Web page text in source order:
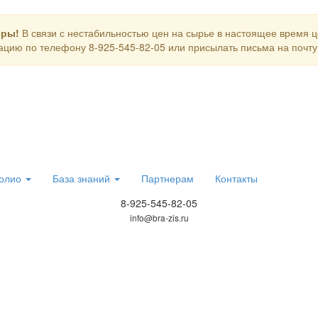
В связи с нестабильностью цен на сырье в настоящее
по телефону 8-925-545-82-05 или присылать письма на
База знаний Партнерам
Контакты
8-925-545-82-05
info@bra-zis.ru